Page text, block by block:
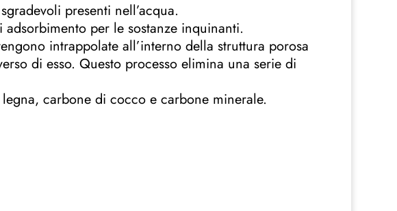
presenti nell’acqua.
per le sostanze inquinanti.
intrappolate all’interno della struttura porosa
di esso. Questo processo elimina una serie di
carbone di cocco e carbone minerale.